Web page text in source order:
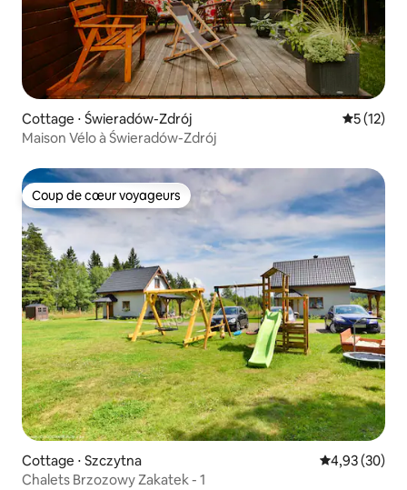
Cottage ⋅ Świeradów-Zdrój
5 (12)
Maison Vélo à Świeradów-Zdrój
Coup de cœur voyageurs
Coup de cœur voyageurs
Cottage ⋅ Szczytna Évaluation
4,93 (30)
Chalets Brzozowy Zakatek - 1